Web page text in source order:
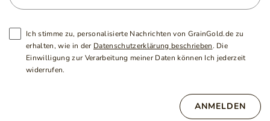
Ich stimme zu, personalisierte Nachrichten von GrainGold.de zu
erhalten, wie in der Datenschutzerklärung beschrieben. Die
Einwilligung zur Verarbeitung meiner Daten können Ich jederzeit
widerrufen.
ANMELDEN